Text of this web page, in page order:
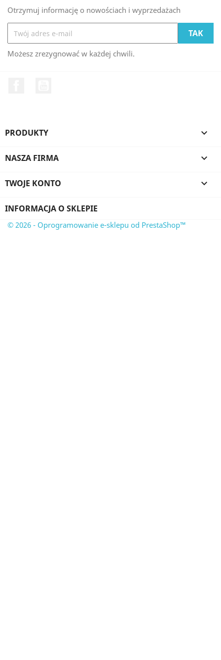
Otrzymuj informację o nowościach i wyprzedażach
Możesz zrezygnować w każdej chwili.
PRODUKTY 
NASZA FIRMA 
TWOJE KONTO 
INFORMACJA O SKLEPIE
© 2026 - Oprogramowanie e-sklepu od PrestaShop™